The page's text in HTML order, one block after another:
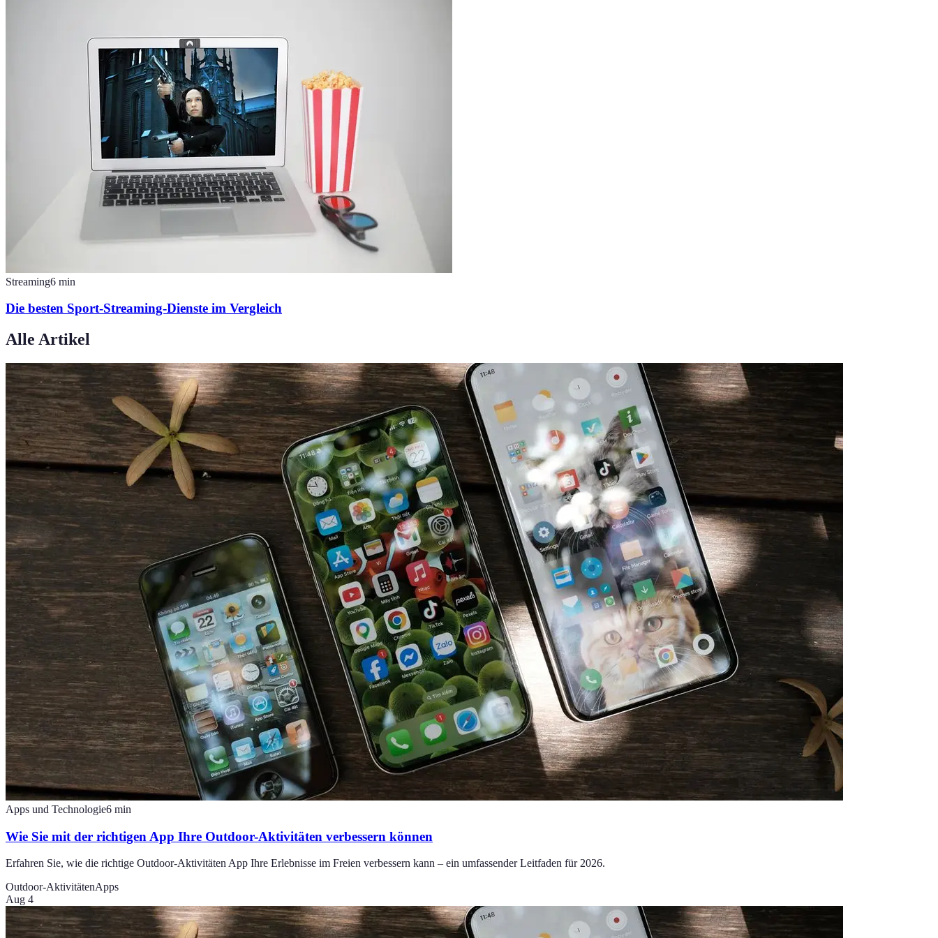
Streaming6 min
Die besten Sport-Streaming-Dienste im Vergleich
Alle Artikel
Apps und Technologie6 min
Wie Sie mit der richtigen App Ihre Outdoor-Aktivitäten verbessern können
Erfahren Sie, wie die richtige Outdoor-Aktivitäten App Ihre Erlebnisse im Freien verbessern kann – ein umfassender Leitfaden für 2026.
Outdoor-AktivitätenApps
Aug 4